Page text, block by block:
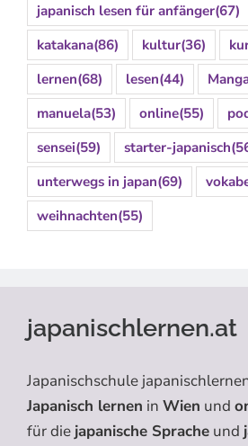
japanisch lesen für anfänger(67)
katakana(86) kultur(36)
lernen(68) lesen(44)
manuela(53) online(55)
sensei(59) starter-japanisch
unterwegs in japan(69)
weihnachten(55)
japanischlernen.at
Japanischschule
Japanisch lernen in Wien und
für die japanische Sprache und